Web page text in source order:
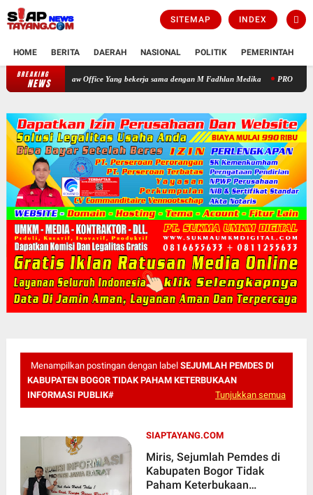
SITEMAP INDEX
HOME BERITA DAERAH NASIONAL POLITIK PEMERINTAH
BREAKING
NEWS Warga Apresiasi Pengobatan Gratis yang Digelar HNP Law Office
Menampilkan postingan dengan label SEJUMLAH PEMDES DI
KABUPATEN BOGOR TIDAK PAHAM KETERBUKAAN
INFORMASI PUBLIK#
Tunjukkan semua
SIAPTAYANG.COM
Miris, Sejumlah Pemdes di
Kabupaten Bogor Tidak
Paham Keterbukaan